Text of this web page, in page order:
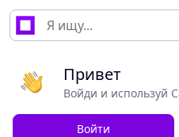
Привет
Войди и используй
Войти